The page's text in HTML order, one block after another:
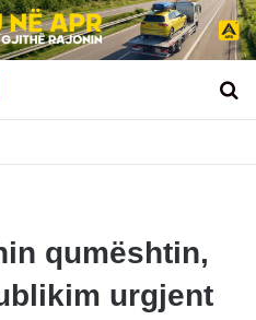
qumështin,
urgjent